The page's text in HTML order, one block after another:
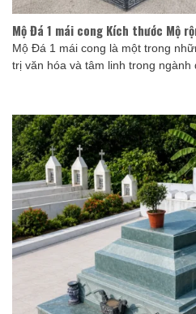
Mộ Đá 1 mái cong Kích thước Mộ
Mộ Đá 1 mái cong là một trong
trị văn hóa và tâm linh trong ngành